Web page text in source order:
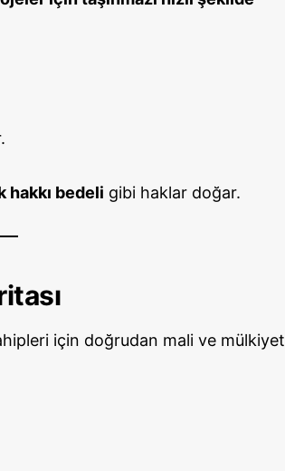
hakkı bedeli gibi haklar doğar.
için doğrudan mali ve mülkiyet